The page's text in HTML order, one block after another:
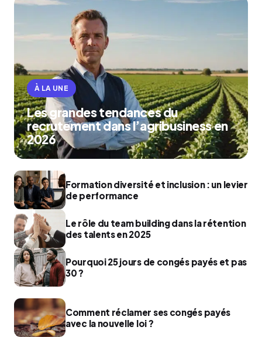
À LA UNE
Les grandes tendances du
recrutement dans l’agribusiness en
2026
Formation diversité et inclusion : un levier
de performance
Le rôle du team building dans la rétention
des talents en 2025
Pourquoi 25 jours de congés payés et pas
30 ?
Comment réclamer ses congés payés
avec la nouvelle loi ?